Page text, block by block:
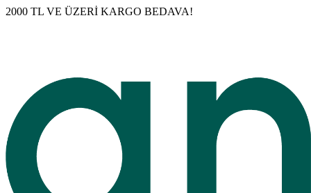
2000 TL VE ÜZERİ KARGO BEDAVA!